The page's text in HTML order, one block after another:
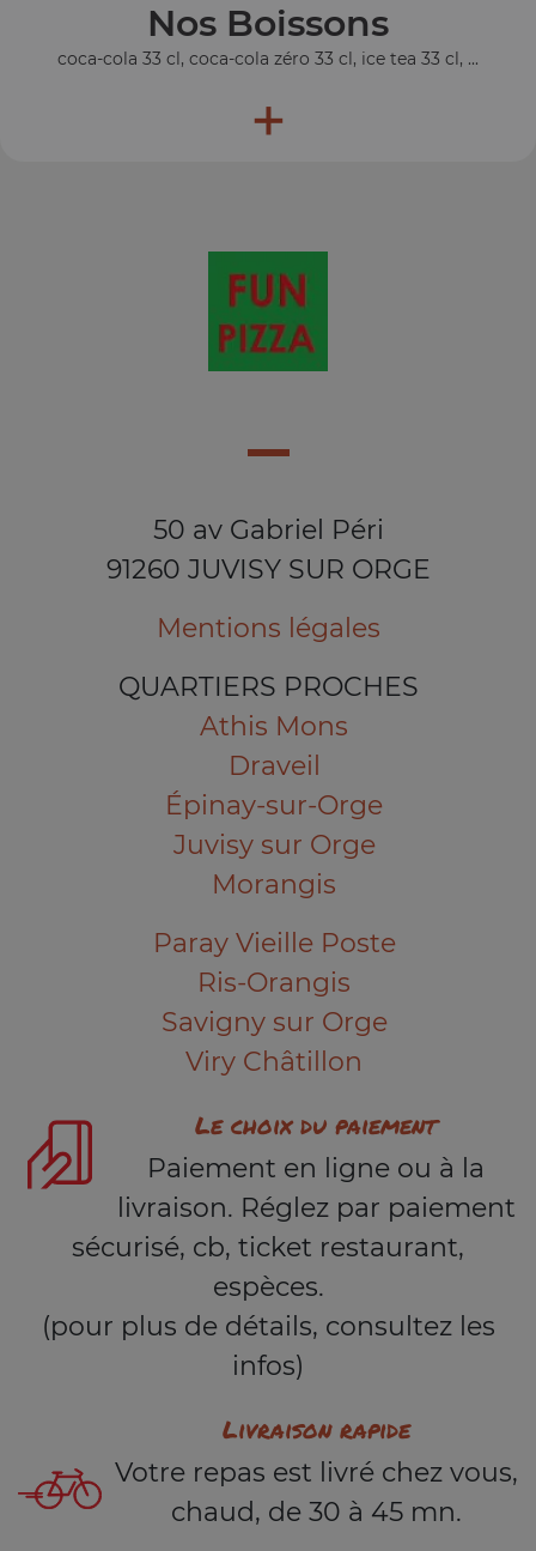
Nos Boissons
coca-cola 33 cl, coca-cola zéro 33 cl, ice tea 33 cl, ...
+
50 av Gabriel Péri
91260 JUVISY SUR ORGE
Mentions légales
QUARTIERS PROCHES
Athis Mons
Draveil
Épinay-sur-Orge
Juvisy sur Orge
Morangis
Paray Vieille Poste
Ris-Orangis
Savigny sur Orge
Viry Châtillon
Le choix du paiement
Paiement en ligne ou à la
livraison. Réglez par paiement
sécurisé, cb, ticket restaurant,
espèces.
(pour plus de détails, consultez les
infos)
Livraison rapide
Votre repas est livré chez vous,
chaud, de 30 à 45 mn.